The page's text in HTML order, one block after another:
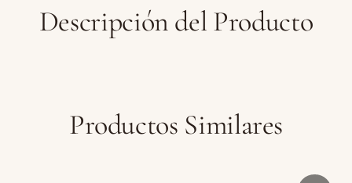
Descripción del Producto
Productos Similares